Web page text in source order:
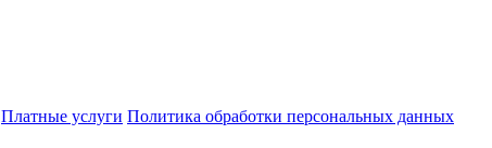
Платные услуги Политика обработки персональных данных